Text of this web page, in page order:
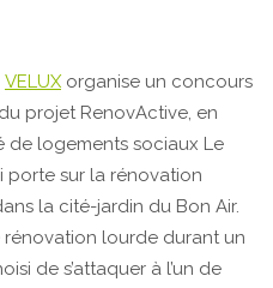
VELUXorganise un concours
projet RenovActive, en
logements sociaux Le
porte sur la rénovation
la cité-jardin du Bon Air.
rénovation lourde durant un
de s’attaquer à l’un de